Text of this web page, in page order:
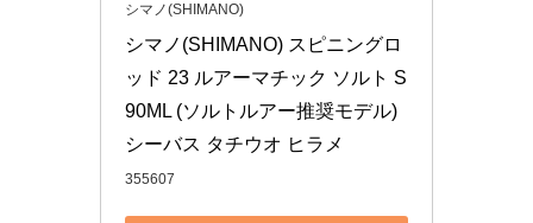
シマノ(SHIMANO)
シマノ(SHIMANO) スピニングロ
ッド 23 ルアーマチック ソルト S
90ML (ソルトルアー推奨モデル)
シーバス タチウオ ヒラメ
355607